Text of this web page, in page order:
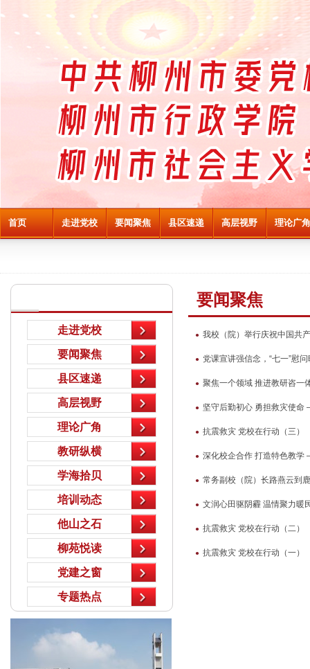
首页 走进党校 要闻聚焦 县区速递 高层视野 理论广角
走进党校
要闻聚焦
县区速递
高层视野
理论广角
教研纵横
学海拾贝
培训动态
他山之石
柳苑悦读
党建之窗
专题热点
要闻聚焦
● 我校（院）举行庆祝中国共
● 党课宣讲强信念，“七一”慰
● 聚焦一个领域 推进教研咨
● 坚守后勤初心 勇担救灾使
● 抗震救灾 党校在行动（三）
● 深化校企合作 打造特色教
● 常务副校（院）长路燕云到
● 文润心田驱阴霾 温情聚力
● 抗震救灾 党校在行动（二）
● 抗震救灾 党校在行动（一）